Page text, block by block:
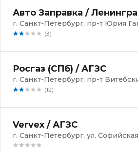
Авто Заправка /
г. Санкт-Петербург, пр-т Юрия
(3)
Росгаз (СПб) / АГЗС
г. Санкт-Петербург, пр-т
(12)
Vervex / АГЗС
г. Санкт-Петербург, ул.